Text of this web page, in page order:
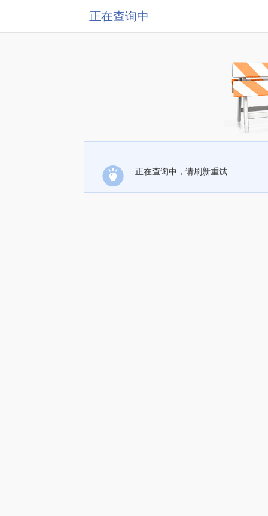
正在查询中
正在查询中，请刷新重试